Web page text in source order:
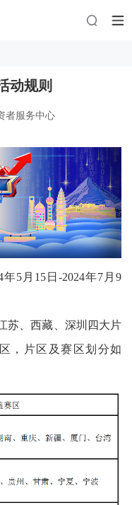
动规则
者服务中心
年5月15日-2024年7月9
苏、西藏、深圳四大片
，片区及赛区划分如